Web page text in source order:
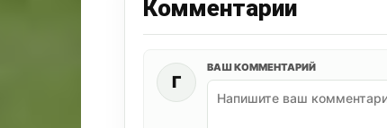
Комментарии
Г
ВАШ КОММЕНТАРИЙ